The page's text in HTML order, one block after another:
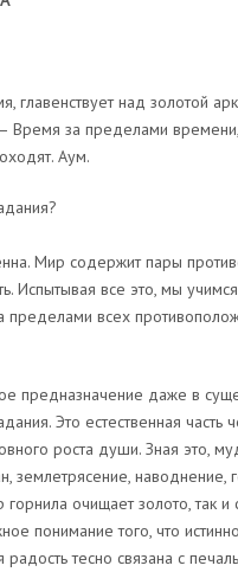
главенствует над золотой
Время за пределами
Аум.
Мир содержит пары
Испытывая все это, мы
пределами всех
предназначение даже в
Это естественная
роста души. Зная это,
землетрясение,
горнила очищает золото, так
понимание того, что
тесно связана с